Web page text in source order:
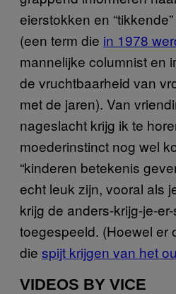
eierstokken en
(een term die in 1978
mannelijke columnist en
de vruchtbaarheid van
met de jaren). Van
nageslacht krijg ik te
moederinstinct nog wel
“kinderen betekenis
echt leuk zijn, vooral als
krijg de anders-krijg-je-
toegespeeld. (Hoewel er
die spijt krijgen van het
VIDEOS BY VICE